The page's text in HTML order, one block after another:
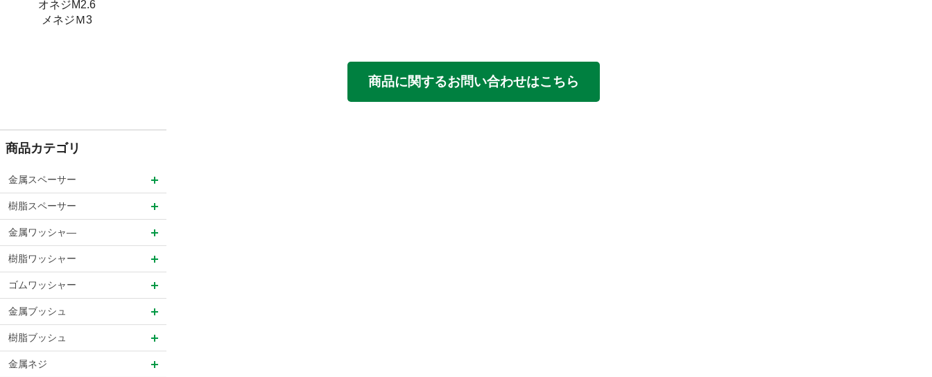
オネジM2.6
メネジＭ3
商品に関するお問い合わせはこちら
商品カテゴリ
金属スペーサー
樹脂スペーサー
金属ワッシャ―
樹脂ワッシャー
ゴムワッシャー
金属ブッシュ
樹脂ブッシュ
金属ネジ